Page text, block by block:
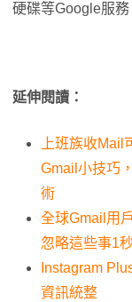
硬碟等Google服務
延伸閱讀：
上班族收
Gmail小技巧
術
全球Gmail用
忽略這些事1
Instagram
資訊統整